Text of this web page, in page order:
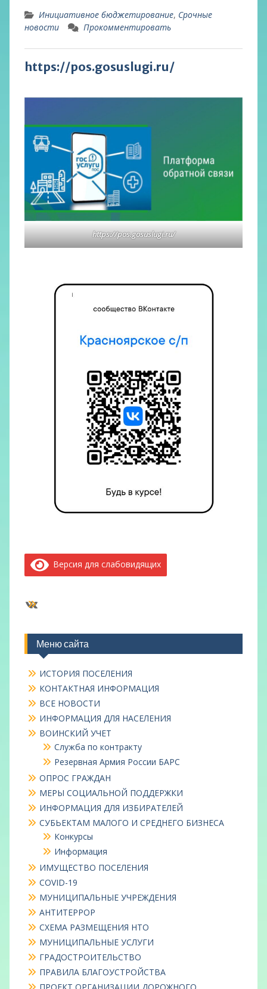
Инициативное бюджетирование, Срочные
новости
Прокомментировать
https://pos.gosuslugi.ru/
https://pos.gosuslugi.ru/
Версия для слабовидящих
ВКонтакте
Меню сайта
ИСТОРИЯ ПОСЕЛЕНИЯ
КОНТАКТНАЯ ИНФОРМАЦИЯ
ВСЕ НОВОСТИ
ИНФОРМАЦИЯ ДЛЯ НАСЕЛЕНИЯ
ВОИНСКИЙ УЧЕТ
Служба по контракту
Резервная Армия России БАРС
ОПРОС ГРАЖДАН
МЕРЫ СОЦИАЛЬНОЙ ПОДДЕРЖКИ
ИНФОРМАЦИЯ ДЛЯ ИЗБИРАТЕЛЕЙ
СУБЬЕКТАМ МАЛОГО И СРЕДНЕГО БИЗНЕСА
Конкурсы
Информация
ИМУЩЕСТВО ПОСЕЛЕНИЯ
COVID-19
МУНИЦИПАЛЬНЫЕ УЧРЕЖДЕНИЯ
АНТИТЕРРОР
СХЕМА РАЗМЕЩЕНИЯ НТО
МУНИЦИПАЛЬНЫЕ УСЛУГИ
ГРАДОСТРОИТЕЛЬСТВО
ПРАВИЛА БЛАГОУСТРОЙСТВА